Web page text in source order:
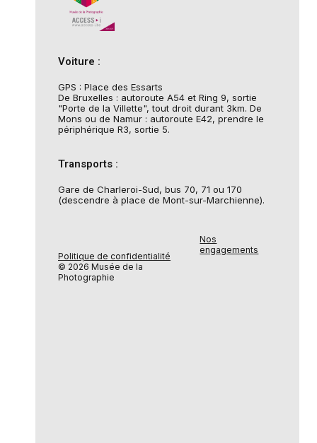
Voiture :
GPS : Place des Essarts
De Bruxelles : autoroute A54 et Ring 9, sortie
"Porte de la Villette", tout droit durant 3km. De
Mons ou de Namur : autoroute E42, prendre le
périphérique R3, sortie 5.
Transports :
Gare de Charleroi-Sud, bus 70, 71 ou 170
(descendre à place de Mont-sur-Marchienne).
Politique de confidentialité
© 2026 Musée de la
Photographie
Nos
engagements